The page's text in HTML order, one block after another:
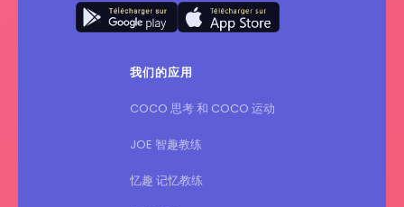
我们的应用
COCO 思考 和 COCO 运动
JOE 智趣教练
忆趣 记忆教练